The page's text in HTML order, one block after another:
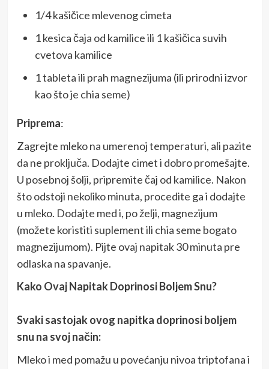
1/4 kašičice mlevenog cimeta
1 kesica čaja od kamilice ili 1 kašičica suvih
cvetova kamilice
1 tableta ili prah magnezijuma (ili prirodni izvor
kao što je chia seme)
Priprema:
Zagrejte mleko na umerenoj temperaturi, ali pazite
da ne proključa. Dodajte cimet i dobro promešajte.
U posebnoj šolji, pripremite čaj od kamilice. Nakon
što odstoji nekoliko minuta, procedite ga i dodajte
u mleko. Dodajte med i, po želji, magnezijum
(možete koristiti suplement ili chia seme bogato
magnezijumom). Pijte ovaj napitak 30 minuta pre
odlaska na spavanje.
Kako Ovaj Napitak Doprinosi Boljem Snu?
Svaki sastojak ovog napitka doprinosi boljem
snu na svoj način:
Mleko i med pomažu u povećanju nivoa triptofana i